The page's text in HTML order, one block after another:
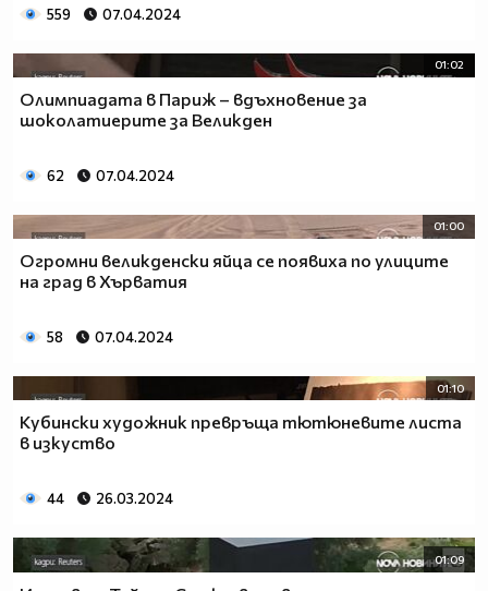
559 07.04.2024
01:02
Олимпиадата в Париж – вдъхновение за
шоколатиерите за Великден
62 07.04.2024
01:00
Огромни великденски яйца се появиха по улиците
на град в Хърватия
58 07.04.2024
01:10
Кубински художник превръща тютюневите листа
в изкуство
44 26.03.2024
01:09